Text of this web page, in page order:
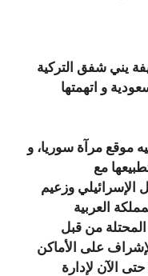
يني شفق التركية
و اتهمتها
موقع مرآة سوريا، و
مع
وزعيم
العربية
من قبل
على الأماكن
الآن لإدارة